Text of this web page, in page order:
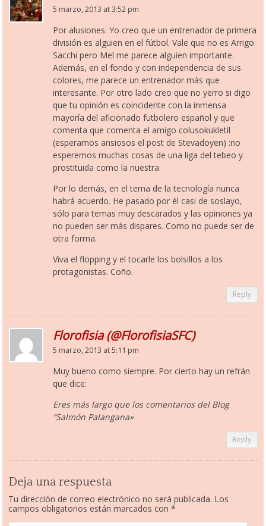
5 marzo, 2013 at 3:52 pm
Por alusiones. Yo creo que un entrenador de primera
división es alguien en el fútbol. Vale que no es Arrigo
Sacchi pero Mel me parece alguien importante.
Además, en el fondo y con independencia de sus
colores, me parece un entrenador más que
interesante. Por otro lado creo que no yerro si digo
que tu opinión es coincidente con la inmensa
mayoría del aficionado futbolero español y que
comenta que comenta el amigo colusokukletil
(esperamos ansiosos el post de Stevadoyen) :no
esperemos muchas cosas de una liga del tebeo y
prostituida como la nuestra.
Por lo demás, en el tema de la tecnología nunca
habrá acuerdo. He pasado por él casi de soslayo,
sólo para temas muy descarados y las opiniones ya
no pueden ser más dispares. Como no puede ser de
otra forma.
Viva el flopping y el tocarle los bolsillos a los
protagonistas. Coño.
Reply
Florofisia (@FlorofisiaSFC)
5 marzo, 2013 at 5:11 pm
Muy bueno como siempre. Por cierto hay un refrán
que dice:
Eres más largo que los comentarios del Blog
“Salmón Palangana»
Reply
Deja una respuesta
Tu dirección de correo electrónico no será publicada. Los
campos obligatorios están marcados con *